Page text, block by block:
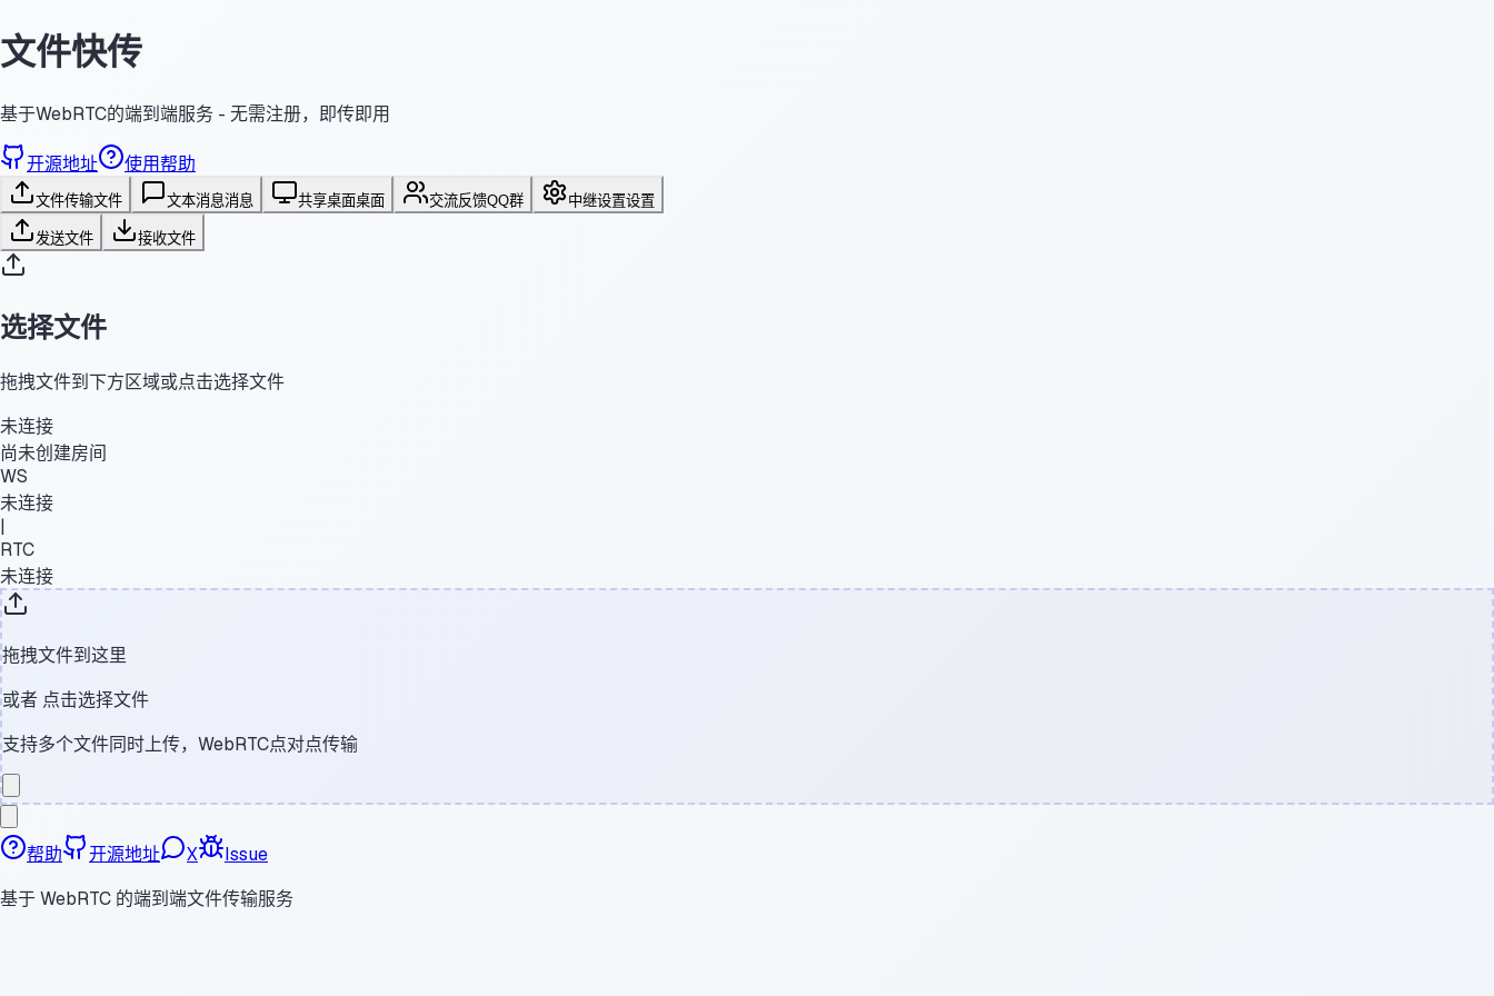
文件快传
基于WebRTC的端到端服务 - 无需注册，即传即用
开源地址 使用帮助
文件传输文件 文本消息消息 共享桌面桌面 交流反馈QQ群 中继设置设置
发送文件 接收文件
选择文件
拖拽文件到下方区域或点击选择文件
未连接
尚未创建房间
WS
未连接
|
RTC
未连接
拖拽文件到这里
或者 点击选择文件
支持多个文件同时上传，WebRTC点对点传输
帮助 开源地址 X
Issue
基于 WebRTC 的端到端文件传输服务